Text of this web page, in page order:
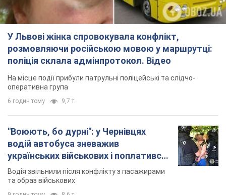
У Львові жінка спровокувала конфлікт,
розмовляючи російською мовою у маршрутці:
поліція склала адмінпротокол. Відео
На місце події прибули патрульні поліцейські та слідчо-
оперативна група
6 годин тому 9,7 т.
"Воюють, бо дурні": у Чернівцях
водій автобуса зневажив
українських військових і поплатився.
Відео
Водія звільнили після конфлікту з пасажирами
та образ військових